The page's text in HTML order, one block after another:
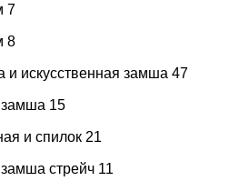
7
8
и искусственная замша 47
замша 15
и спилок 21
стрейч 11